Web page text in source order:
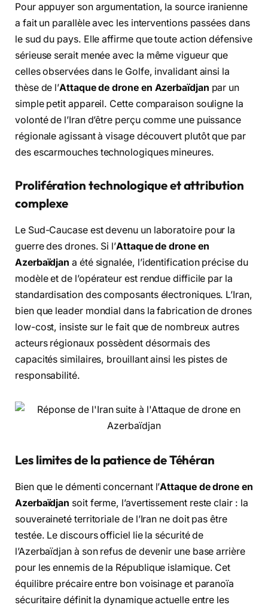
Pour appuyer son argumentation, la source iranienne
a fait un parallèle avec les interventions passées dans
le sud du pays. Elle affirme que toute action défensive
sérieuse serait menée avec la même vigueur que
celles observées dans le Golfe, invalidant ainsi la
thèse de l’Attaque de drone en Azerbaïdjan par un
simple petit appareil. Cette comparaison souligne la
volonté de l’Iran d’être perçu comme une puissance
régionale agissant à visage découvert plutôt que par
des escarmouches technologiques mineures.
Prolifération technologique et attribution
complexe
Le Sud-Caucase est devenu un laboratoire pour la
guerre des drones. Si l’Attaque de drone en
Azerbaïdjan a été signalée, l’identification précise du
modèle et de l’opérateur est rendue difficile par la
standardisation des composants électroniques. L’Iran,
bien que leader mondial dans la fabrication de drones
low-cost, insiste sur le fait que de nombreux autres
acteurs régionaux possèdent désormais des
capacités similaires, brouillant ainsi les pistes de
responsabilité.
Les limites de la patience de Téhéran
Bien que le démenti concernant l’Attaque de drone en
Azerbaïdjan soit ferme, l’avertissement reste clair : la
souveraineté territoriale de l’Iran ne doit pas être
testée. Le discours officiel lie la sécurité de
l’Azerbaïdjan à son refus de devenir une base arrière
pour les ennemis de la République islamique. Cet
équilibre précaire entre bon voisinage et paranoïa
sécuritaire définit la dynamique actuelle entre les